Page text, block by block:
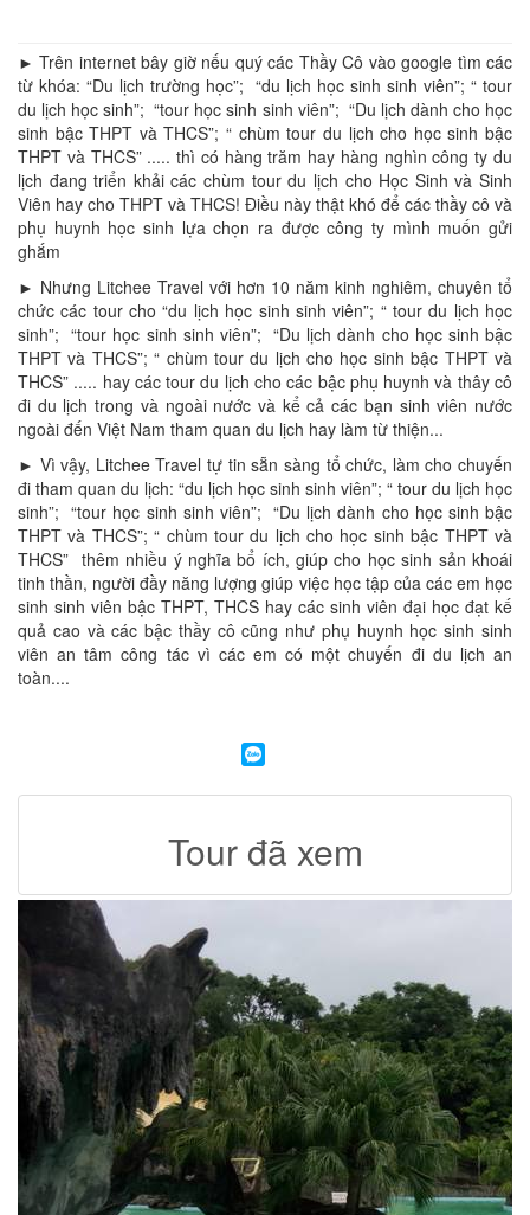
► Trên internet bây giờ nếu quý các Thầy Cô vào google tìm các
từ khóa: “Du lịch trường học”; “du lịch học sinh sinh viên”; “ tour
du lịch học sinh”; “tour học sinh sinh viên”; “Du lịch dành cho học
sinh bậc THPT và THCS”; “ chùm tour du lịch cho học sinh bậc
THPT và THCS” ..... thì có hàng trăm hay hàng nghìn công ty du
lịch đang triển khải các chùm tour du lịch cho Học Sinh và Sinh
Viên hay cho THPT và THCS! Điều này thật khó để các thầy cô và
phụ huynh học sinh lựa chọn ra được công ty mình muốn gửi
ghắm
► Nhưng Litchee Travel với hơn 10 năm kinh nghiêm, chuyên tổ
chức các tour cho “du lịch học sinh sinh viên”; “ tour du lịch học
sinh”; “tour học sinh sinh viên”; “Du lịch dành cho học sinh bậc
THPT và THCS”; “ chùm tour du lịch cho học sinh bậc THPT và
THCS” ..... hay các tour du lịch cho các bậc phụ huynh và thây cô
đi du lịch trong và ngoài nước và kể cả các bạn sinh viên nước
ngoài đến Việt Nam tham quan du lịch hay làm từ thiện...
► Vì vậy, Litchee Travel tự tin sẵn sàng tổ chức, làm cho chuyến
đi tham quan du lịch: “du lịch học sinh sinh viên”; “ tour du lịch học
sinh”; “tour học sinh sinh viên”; “Du lịch dành cho học sinh bậc
THPT và THCS”; “ chùm tour du lịch cho học sinh bậc THPT và
THCS” thêm nhiều ý nghĩa bổ ích, giúp cho học sinh sản khoái
tinh thần, người đầy năng lượng giúp việc học tập của các em học
sinh sinh viên bậc THPT, THCS hay các sinh viên đại học đạt kế
quả cao và các bậc thầy cô cũng như phụ huynh học sinh sinh
viên an tâm công tác vì các em có một chuyến đi du lịch an
toàn....
Tour đã xem